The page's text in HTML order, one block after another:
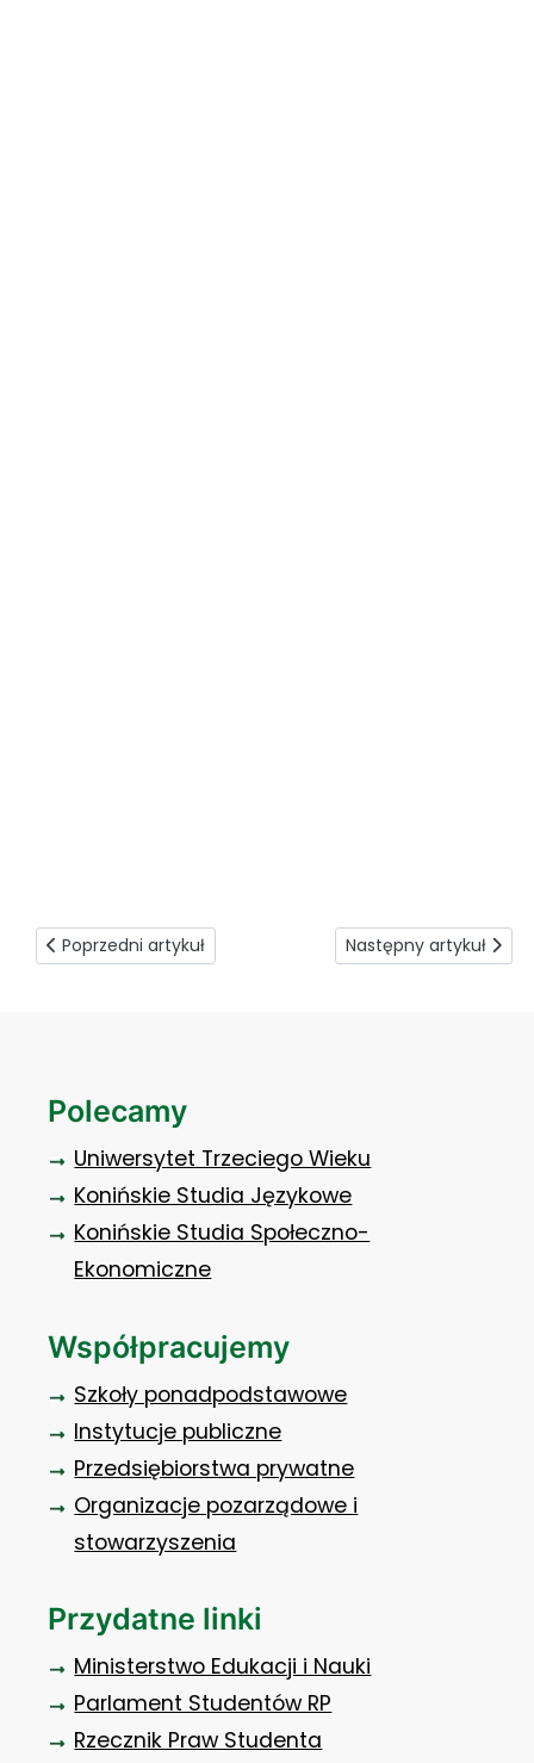
Poprzedni artykuł: W Koperniku o sprzedaży w internecie
Poprzedni artykuł Następny artykuł:
Następny artykuł
Polecamy
Uniwersytet Trzeciego Wieku
Konińskie Studia Językowe
Konińskie Studia Społeczno-
Ekonomiczne
Współpracujemy
Szkoły ponadpodstawowe
Instytucje publiczne
Przedsiębiorstwa prywatne
Organizacje pozarządowe i
stowarzyszenia
Przydatne linki
Ministerstwo Edukacji i Nauki
Parlament Studentów RP
Rzecznik Praw Studenta